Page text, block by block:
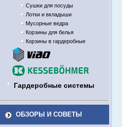
Сушки для посуды
Лотки и вкладыши
Мусорные ведра
Корзины для белья
Корзины в гардеробные
Гардеробные системы
ОБЗОРЫ И СОВЕТЫ